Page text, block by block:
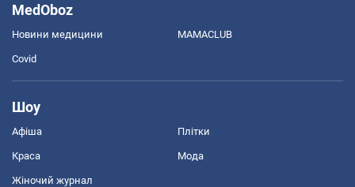
MedOboz
Новини медицини MAMACLUB
Covid
Шоу
Афіша Плітки
Краса Мода
Жіночий журнал